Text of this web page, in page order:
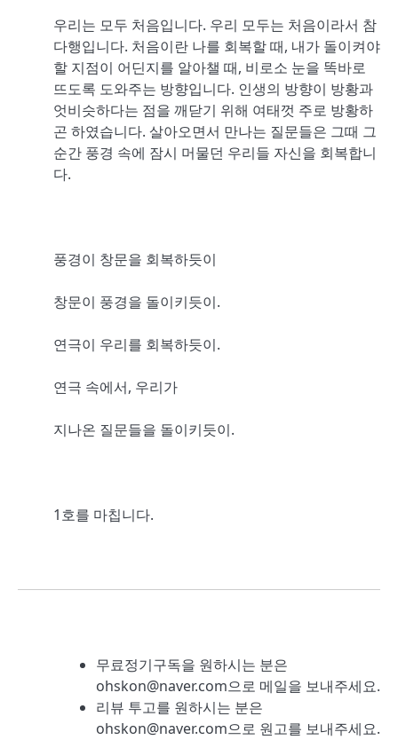
우리는 모두 처음입니다. 우리 모두는 처음이라서 참
다행입니다. 처음이란 나를 회복할 때, 내가 돌이켜야
할 지점이 어딘지를 알아챌 때, 비로소 눈을 똑바로
뜨도록 도와주는 방향입니다. 인생의 방향이 방황과
엇비슷하다는 점을 깨닫기 위해 여태껏 주로 방황하
곤 하였습니다. 살아오면서 만나는 질문들은 그때 그
순간 풍경 속에 잠시 머물던 우리들 자신을 회복합니
다.
풍경이 창문을 회복하듯이
창문이 풍경을 돌이키듯이.
연극이 우리를 회복하듯이.
연극 속에서, 우리가
지나온 질문들을 돌이키듯이.
1호를 마칩니다.
무료정기구독을 원하시는 분은
ohskon@naver.com으로 메일을 보내주세요.
리뷰 투고를 원하시는 분은
ohskon@naver.com으로 원고를 보내주세요.